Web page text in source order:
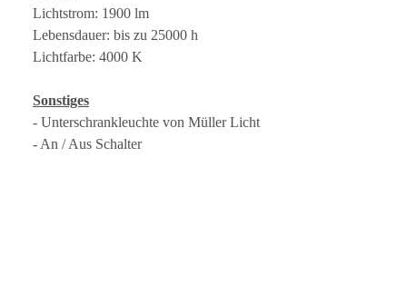
Lichtstrom: 1900 lm
Lebensdauer: bis zu 25000 h
Lichtfarbe: 4000 K
Sonstiges
- Unterschrankleuchte von Müller Licht
- An / Aus Schalter